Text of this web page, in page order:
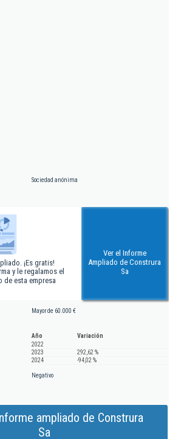
Sociedad anónima
¡Es gratis!
y le regalamos el
de esta empresa
Ver el Informe
Ampliado de Construra
Sa
Mayor de 60.000 €
Año
Variación
2022
2023
292,62 %
2024
-94,02 %
Negativo
ampliado de Construra
Sa